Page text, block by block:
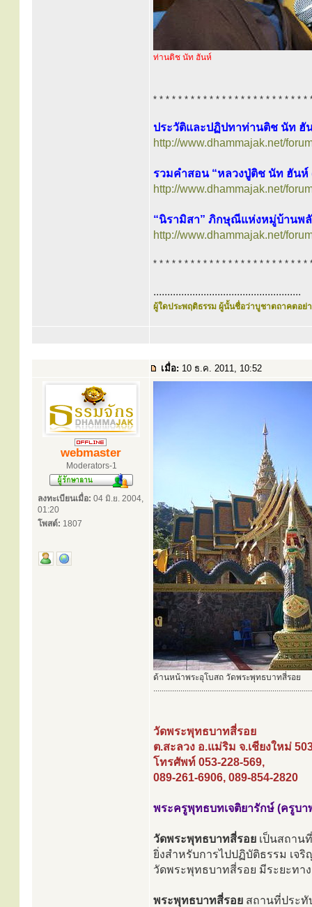
ท่านติช นัท ฮันห์
* * * * * * * * * * * * * * * * * * * * * * * * *
ประวัติและปฏิปทาท่านติช นัท ฮั
http://www.dhammajak.net/
รวมคำสอน “หลวงปู่ติช นัท ฮันห์
http://www.dhammajak.net/
“นิรามิสา” ภิกษุณีแห่งหมู่บ้านพลั
http://www.dhammajak.net/
* * * * * * * * * * * * * * * * * * * * * * * * *
.....................................................
ผู้ใดประพฤติธรรม ผู้นั้นชื่อว่าบูชาตถาคตอย่า
เมื่อ: 10 ธ.ค. 2011, 10:52
webmaster
Moderators-1
ลงทะเบียนเมื่อ: 04 มิ.ย. 2004,
01:20
โพสต์: 1807
ด้านหน้าพระอุโบสถ วัดพระพุทธบาทสี่รอย
............................................................................
วัดพระพุทธบาทสี่รอย
ต.สะลวง อ.แม่ริม จ.เชียงใหม่
โทรศัพท์ 053-228-569,
089-261-6906, 089-854-2820
พระครูพุทธบทเจติยารักษ์ (ครูบ
วัดพระพุทธบาทสี่รอย เป็นสถาน
ยิ่งสำหรับการไปปฏิบัติธรรม เจ
วัดพระพุทธบาทสี่รอย มีระยะทา
พระพุทธบาทสี่รอย สถานที่ประทั